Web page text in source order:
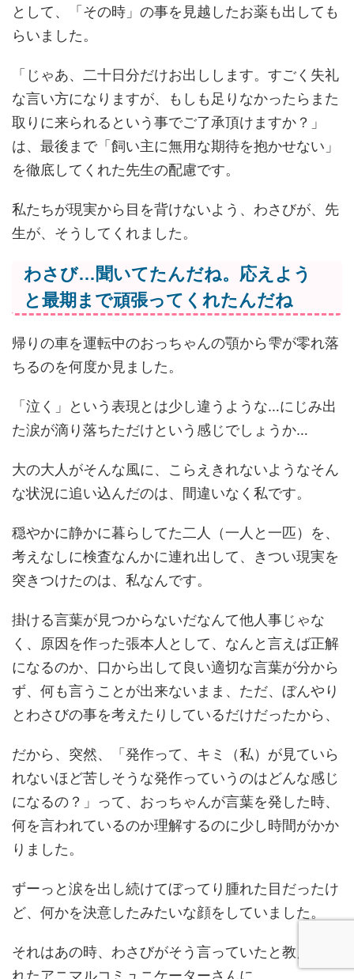
として、「その時」の事を見越したお薬も出しても
らいました。
「じゃあ、二十日分だけお出しします。すごく失礼
な言い方になりますが、もしも足りなかったらまた
取りに来られるという事でご了承頂けますか？」
は、最後まで「飼い主に無用な期待を抱かせない」
を徹底してくれた先生の配慮です。
私たちが現実から目を背けないよう、わさびが、先
生が、そうしてくれました。
わさび…聞いてたんだね。応えよう
と最期まで頑張ってくれたんだね
帰りの車を運転中のおっちゃんの顎から雫が零れ落
ちるのを何度か見ました。
「泣く」という表現とは少し違うような…にじみ出
た涙が滴り落ちただけという感じでしょうか…
大の大人がそんな風に、こらえきれないようなそん
な状況に追い込んだのは、間違いなく私です。
穏やかに静かに暮らしてた二人（一人と一匹）を、
考えなしに検査なんかに連れ出して、きつい現実を
突きつけたのは、私なんです。
掛ける言葉が見つからないだなんて他人事じゃな
く、原因を作った張本人として、なんと言えば正解
になるのか、口から出して良い適切な言葉が分から
ず、何も言うことが出来ないまま、ただ、ぼんやり
とわさびの事を考えたりしているだけだったから、
だから、突然、「発作って、キミ（私）が見ていら
れないほど苦しそうな発作っていうのはどんな感じ
になるの？」って、おっちゃんが言葉を発した時、
何を言われているのか理解するのに少し時間がかか
りました。
ずーっと涙を出し続けてぼってり腫れた目だったけ
ど、何かを決意したみたいな顔をしていました。
それはあの時、わさびがそう言っていたと教えてく